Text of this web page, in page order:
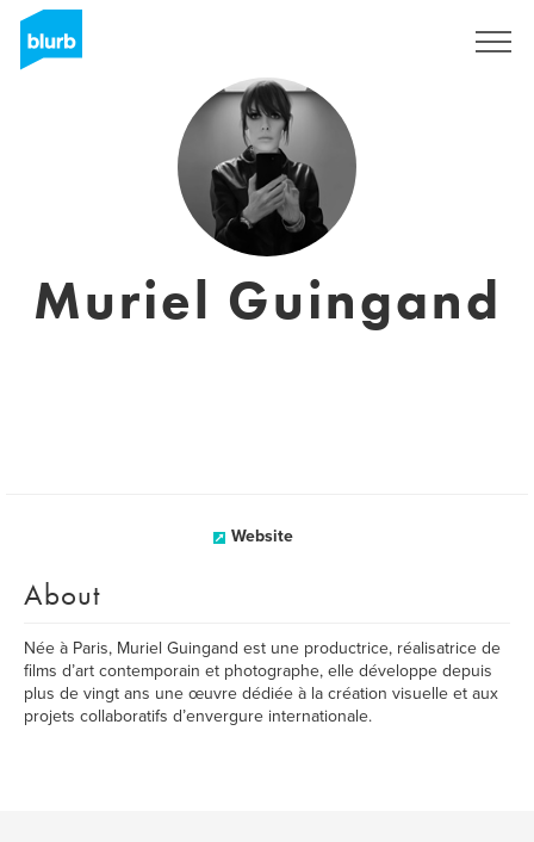
Muriel Guingand
Website
About
Née à Paris, Muriel Guingand est une productrice, réalisatrice de
films d’art contemporain et photographe, elle développe depuis
plus de vingt ans une œuvre dédiée à la création visuelle et aux
projets collaboratifs d’envergure internationale.